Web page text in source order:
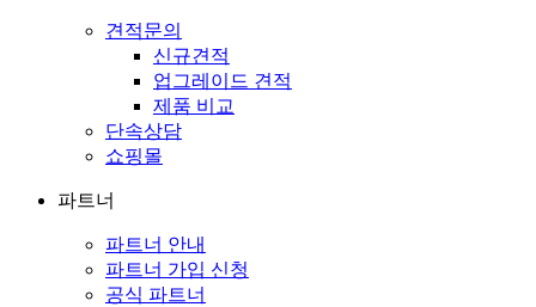
견적문의
신규견적
업그레이드 견적
제품 비교
단속상담
쇼핑몰
파트너
파트너 안내
파트너 가입 신청
공식 파트너